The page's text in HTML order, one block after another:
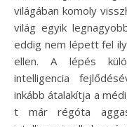
világában komoly
világ egyik
eddig nem lépett fel
ellen. A lépés
intelligencia
inkább átalakítja a
t már régóta